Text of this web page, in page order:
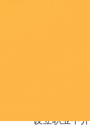
设立职业中介